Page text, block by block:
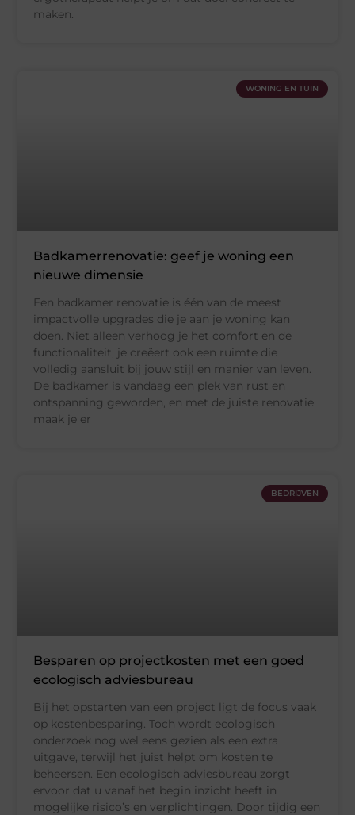
maken.
WONING EN TUIN
Badkamerrenovatie: geef je woning een
nieuwe dimensie
Een badkamer renovatie is één van de meest
impactvolle upgrades die je aan je woning kan
doen. Niet alleen verhoog je het comfort en de
functionaliteit, je creëert ook een ruimte die
volledig aansluit bij jouw stijl en manier van leven.
De badkamer is vandaag een plek van rust en
ontspanning geworden, en met de juiste renovatie
maak je er
BEDRIJVEN
Besparen op projectkosten met een goed
ecologisch adviesbureau
Bij het opstarten van een project ligt de focus vaak
op kostenbesparing. Toch wordt ecologisch
onderzoek nog wel eens gezien als een extra
uitgave, terwijl het juist helpt om kosten te
beheersen. Een ecologisch adviesbureau zorgt
ervoor dat u vanaf het begin inzicht heeft in
mogelijke risico’s en verplichtingen. Door tijdig een